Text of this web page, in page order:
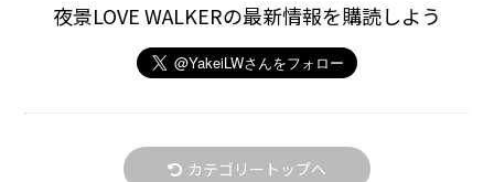
夜景LOVE WALKERの最新情報を購読しよう
カテゴリートップへ